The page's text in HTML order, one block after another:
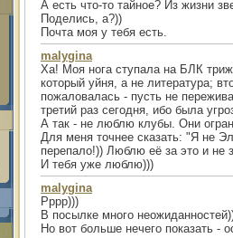
А есть что-то тайное? Из жизни
Поделись, а?))
Почта моя у тебя есть.
malygina
Ха! Моя нога ступала на БЛК
который уйня, а не литература;
пожаловалась - пусть не
третий раз сегодня, ибо была
А так - не люблю клубы. Они
Для меня точнее сказать: "Я не
перепало!)) Люблю её за это и не
И тебя уже люблю)))
malygina
Рррр)))
В посылке много
Но вот больше нечего показать -